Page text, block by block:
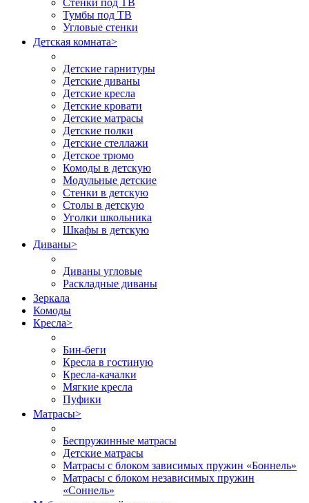
Стенки под ТВ
Тумбы под ТВ
Угловые стенки
Детская комната>
Детские гарнитуры
Детские диваны
Детские кресла
Детские кровати
Детские матрасы
Детские полки
Детские стеллажи
Детское трюмо
Комоды в детскую
Модульные детские
Стенки в детскую
Столы в детскую
Уголки школьника
Шкафы в детскую
Диваны>
Диваны угловые
Раскладные диваны
Зеркала
Комоды
Кресла>
Бин-беги
Кресла в гостиную
Кресла-качалки
Мягкие кресла
Пуфики
Матрасы>
Беспружинные матрасы
Детские матрасы
Матрасы с блоком зависимых пружин «Боннель»
Матрасы с блоком независимых пружин
«Соннель»